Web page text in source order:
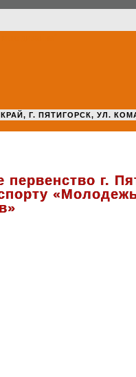
Г. ПЯТИГОРСК, УЛ.
первенство г.